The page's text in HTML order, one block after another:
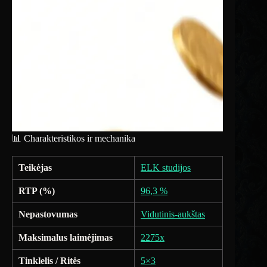
📊 Charakteristikos ir mechanika
Teikėjas ELK studijos
RTP (%) 96,3 %
Nepastovumas Vidutinis-aukštas
Maksimalus laimėjimas 2275x
Tinklelis / Ritės 5×3